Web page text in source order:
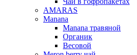
AMARAS
Manana
Manana травяной
Органик
Весовой